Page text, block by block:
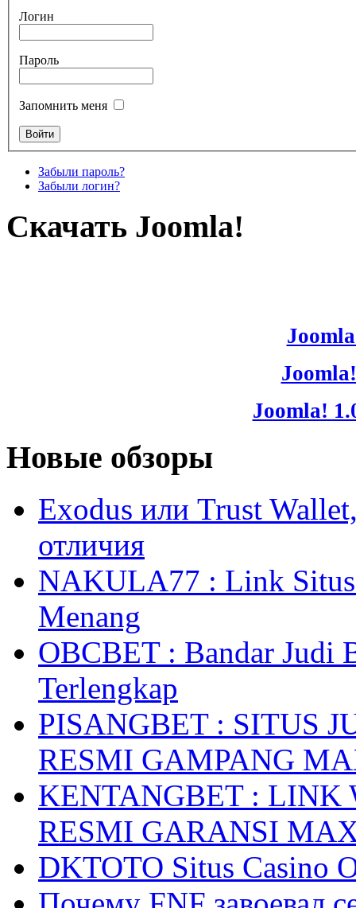
Логин
Пароль
Запомнить меня
Забыли пароль?
Забыли логин?
Скачать Joomla!
Joomla!
Новые обзоры
Exodus или Trust
отличия
NAKULA77 : Link Situs
Menang
OBCBET : Bandar Judi
Terlengkap
PISANGBET : SITUS
RESMI GAMPANG
KENTANGBET : LINK
RESMI GARANSI
DKTOTO Situs Casino